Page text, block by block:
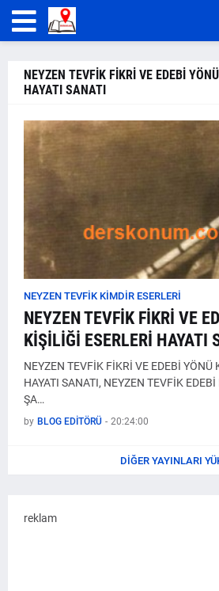
NEYZEN TEVFİK FİKRİ VE EDEBİ
HAYATI SANATI
NEYZEN TEVFİK KİMDİR ESERLERİ
NEYZEN TEVFİK FİKRİ VE
KİŞİLİĞİ ESERLERİ HAYATI
NEYZEN TEVFİK FİKRİ VE EDEBİ YÖNÜ
HAYATI SANATI, NEYZEN TEVFİK
ŞA…
by BLOG EDİTÖRÜ - 20:24:00
DIĞER YAYINLARI
reklam